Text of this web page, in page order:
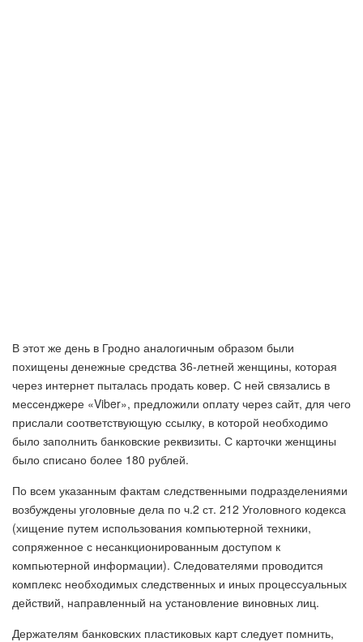
В этот же день в Гродно аналогичным образом были
похищены денежные средства 36-летней женщины, которая
через интернет пыталась продать ковер. С ней связались в
мессенджере «Viber», предложили оплату через сайт, для чего
прислали соответствующую ссылку, в которой необходимо
было заполнить банковские реквизиты. С карточки женщины
было списано более 180 рублей.
По всем указанным фактам следственными подразделениями
возбуждены уголовные дела по ч.2 ст. 212 Уголовного кодекса
(хищение путем использования компьютерной техники,
сопряженное с несанкционированным доступом к
компьютерной информации). Следователями проводится
комплекс необходимых следственных и иных процессуальных
действий, направленный на установление виновных лиц.
Держателям банковских пластиковых карт следует помнить,